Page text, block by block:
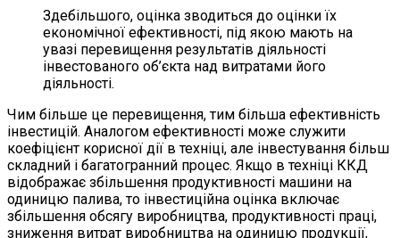
Здебільшого, оцінка зводиться до оцінки їх
економічної ефективності, під якою мають на
увазі перевищення результатів діяльності
інвестованого об’єкта над витратами його
діяльності.
Чим більше це перевищення, тим більша ефективність
інвестицій. Аналогом ефективності може служити
коефіцієнт корисної дії в техніці, але інвестування більш
складний і багатогранний процес. Якщо в техніці ККД
відображає збільшення продуктивності машини на
одиницю палива, то інвестиційна оцінка включає
збільшення обсягу виробництва, продуктивності праці,
зниження витрат виробництва на одиницю продукції,